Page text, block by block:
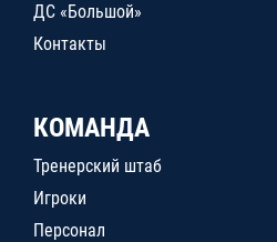
ДС «Большой»
Контакты
КОМАНДА
Тренерский штаб
Игроки
Персонал